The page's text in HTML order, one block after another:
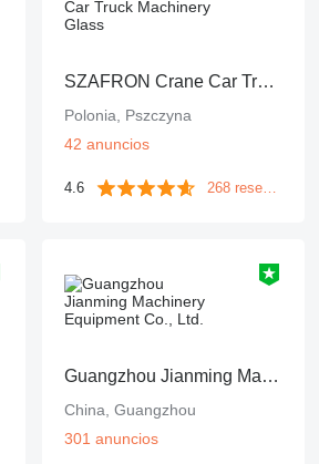
SZAFRON Crane Car Truck Machinery Glass
Polonia, Pszczyna
42 anuncios
4.6 268 reseñas
Guangzhou Jianming Machinery Equipment Co., Ltd.
China, Guangzhou
301 anuncios